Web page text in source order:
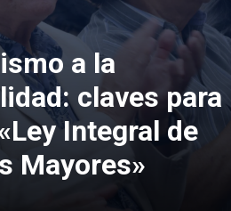
a la
claves para
Integral de
Mayores»